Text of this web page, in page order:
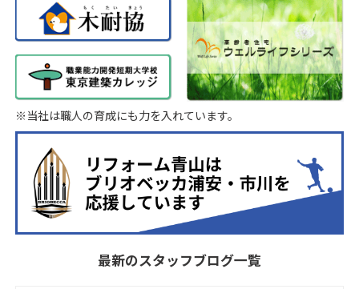
※当社は職人の育成にも力を入れています。
最新のスタッフブログ一覧